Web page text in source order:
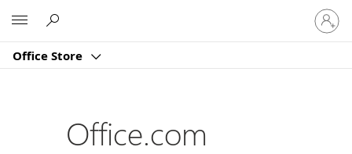
Office Store
Sign
in
to
account
Office.com